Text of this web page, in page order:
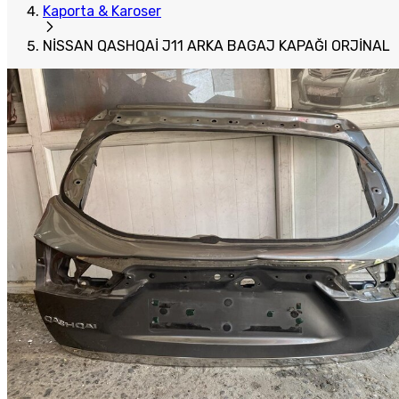
Kaporta & Karoser
NİSSAN QASHQAİ J11 ARKA BAGAJ KAPAĞI ORJİNAL